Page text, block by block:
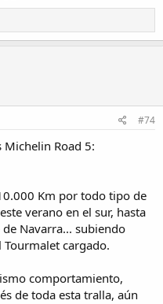
#74
Road 5:
Km por todo tipo de
verano en el sur, hasta
Navarra... subiendo
cargado.
comportamiento,
de toda esta tralla, aún